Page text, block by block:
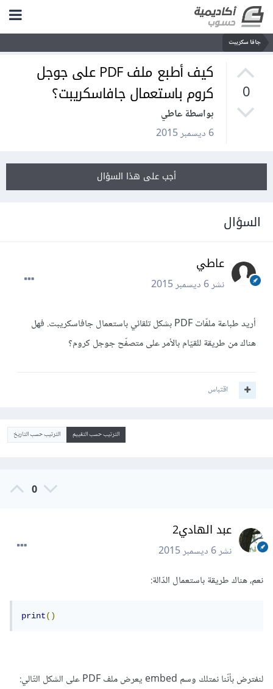
جافا سكريبت
0
كيف أطبع ملف PDF على جوجل
كروم باستعمال جافاسكريبت؟
بواسطة عاطي
6 ديسمبر 2015
أجب على هذا السؤال
السؤال
عاطي
نشر6 ديسمبر 2015
أريد طباعة ملفّات PDF بشكل تلقائي باستعمال جافاسكريبت. فهل
هناك من طريقة للقيّام بالأمر على متصفّح جوجل كروم؟
اقتباس
الترتيب حسب التقييم الترتيب حسب التاريخ
0
عبد الهادي2
نشر6 ديسمبر 2015
نعم، هناك طريقة باستعمال الدّالة:
print()
لنفترض بأنّنا نمتلك وسم embed يعرض ملف PDF على الشكل التّالي: